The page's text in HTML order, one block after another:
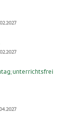
unterrichtsfrei